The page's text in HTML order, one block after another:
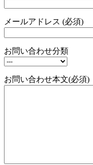
メールアドレス (必須)
お問い合わせ分類
お問い合わせ本文(必須)